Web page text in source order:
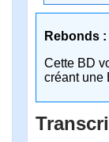
Rebonds :
Cette BD
créant une